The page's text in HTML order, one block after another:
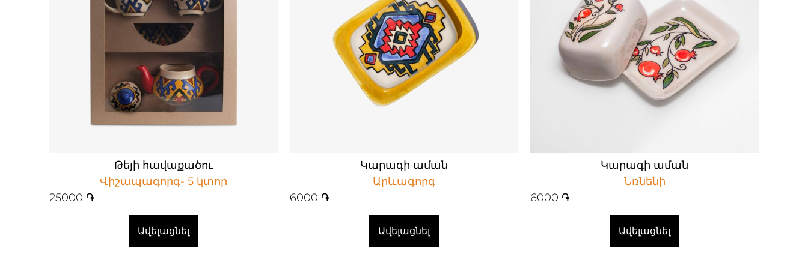
Թեյի հավաքածու
Վիշապագորգ- 5 կտոր
25000 ֏
Ավելացնել
Կարագի աման
Արևագորգ
6000 ֏
Ավելացնել
Կարագի աման
Նռնենի
6000 ֏
Ավելացնել